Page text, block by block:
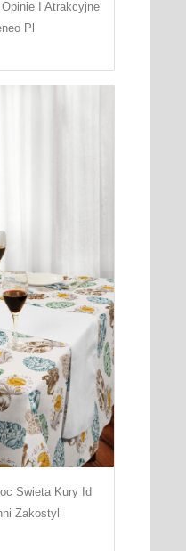
I Atrakcyjne
Pl
Swieta Kury Id
Zakostyl